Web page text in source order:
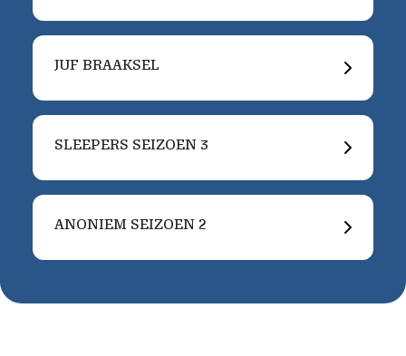
JUF BRAAKSEL
SLEEPERS SEIZOEN 3
ANONIEM SEIZOEN 2